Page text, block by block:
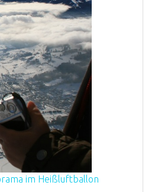
im Heißluftballon